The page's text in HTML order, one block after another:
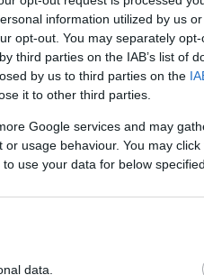
information utilized by us
opt-out. You may separately
third parties on the IAB’s list of
by us to third parties on the
it to other third parties.
Google services and may
usage behaviour. You may
use your data for below
data.